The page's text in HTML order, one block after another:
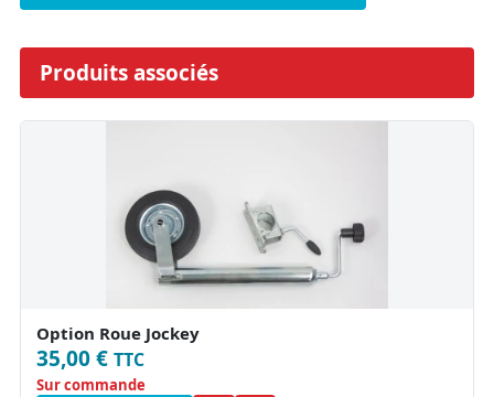
Produits associés
Option Roue Jockey
35,00 € TTC
Sur commande